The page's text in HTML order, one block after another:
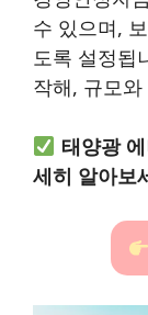
수 있으며,
도록 설정됩
작해, 규모
태양광
세히 알아보